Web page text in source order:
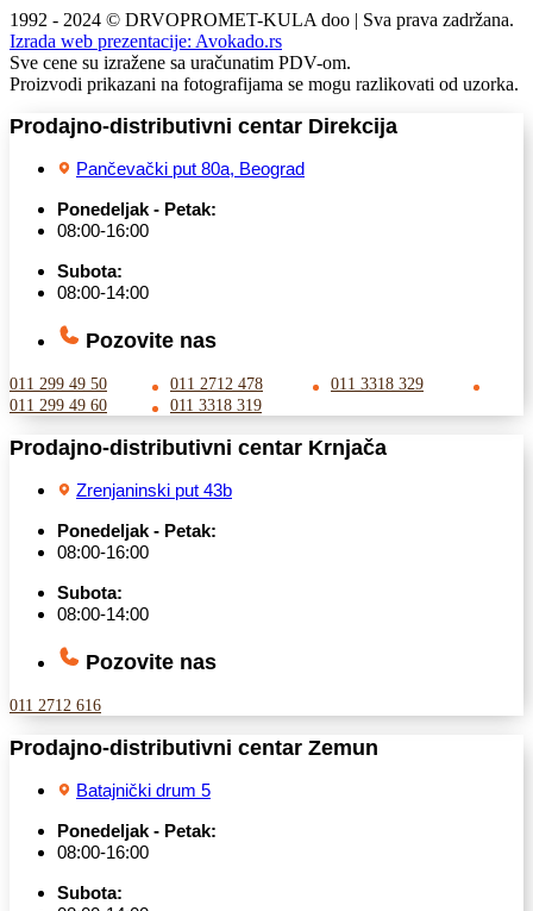
1992 - 2024 © DRVOPROMET-KULA doo | Sva prava zadržana.
Izrada web prezentacije: Avokado.rs
Sve cene su izražene sa uračunatim PDV-om.
Proizvodi prikazani na fotografijama se mogu razlikovati od uzorka.
Prodajno-distributivni centar Direkcija
Pančevački put 80a, Beograd
Ponedeljak - Petak:
08:00-16:00
Subota:
08:00-14:00
Pozovite nas
011 299 49 50 011 2712 478
011 3318 329
011 299 49 60
011 3318 319
Prodajno-distributivni centar Krnjača
Zrenjaninski put 43b
Ponedeljak - Petak:
08:00-16:00
Subota:
08:00-14:00
Pozovite nas
011 2712 616
Prodajno-distributivni centar Zemun
Batajnički drum 5
Ponedeljak - Petak:
08:00-16:00
Subota: